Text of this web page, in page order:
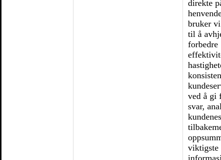
direkte
bruker
til å
forbedre
ved å gi
svar,
kundenes
viktigste